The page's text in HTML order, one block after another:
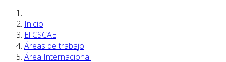
Inicio
El CSCAE
Áreas de trabajo
Área Internacional